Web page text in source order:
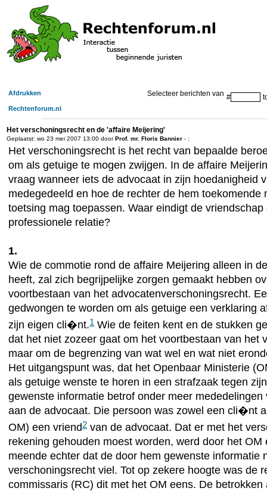
Selecteer berichten van #
Afdrukken
Rechtenforum.nl
Het verschoningsrecht en de 'affaire Meijering'
Geplaatst: wo 23 mei 2007 13:00 doorProf. mr. Floris Bannier - :
Het verschoningsrecht is het recht van bepaalde
om als getuige te mogen zwijgen. In de affaire
vraag wanneer iets de advocaat in zijn hoedanigheid
medegedeeld en hoe de rechter de hem toekomende
toetsing mag toepassen. Waar eindigt de vriendschap
professionele relatie?
1.
Wie de commotie rond de affaire Meijering alleen in
heeft, zal zich begrijpelijke zorgen gemaakt hebben
voortbestaan van het advocatenverschoningsrecht.
gedwongen te worden om als getuige een verklaring
zijn eigen cli�nt.1 Wie de feiten kent en de stukken
dat het niet zozeer gaat om het voortbestaan van het
maar om de begrenzing van wat wel en wat niet
Het uitgangspunt was, dat het Openbaar Ministerie
als getuige wenste te horen in een strafzaak tegen
gewenste informatie betrof onder meer
aan de advocaat. Die persoon was zowel een cli�nt
OM) een vriend2 van de advocaat. Dat er met het
rekening gehouden moest worden, werd door het OM
meende echter dat de door hem gewenste informatie
verschoningsrecht viel. Tot op zekere hoogte was de
commissaris (RC) dit met het OM eens. De betrokken